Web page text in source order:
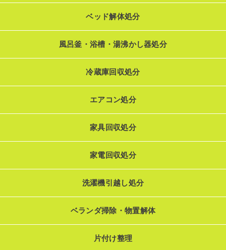
ベッド解体処分
風呂釜・浴槽・湯沸かし器処分
冷蔵庫回収処分
エアコン処分
家具回収処分
家電回収処分
洗濯機引越し処分
ベランダ掃除・物置解体
片付け整理